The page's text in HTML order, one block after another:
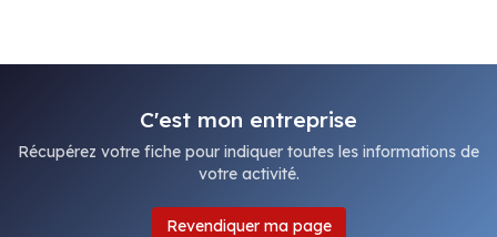
C'est mon entreprise
Récupérez votre fiche pour indiquer toutes les informations de
votre activité.
Revendiquer ma page